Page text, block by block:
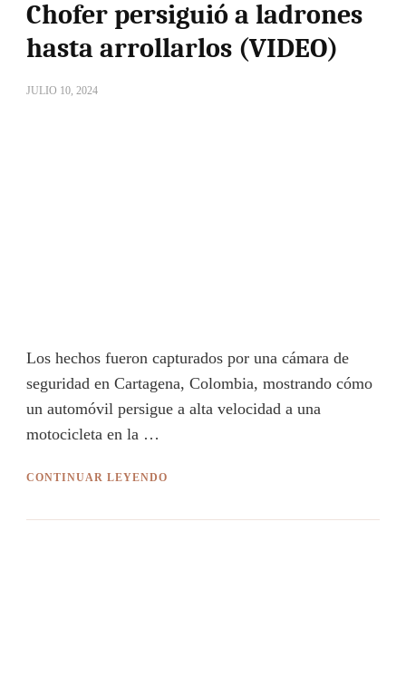
Chofer persiguió a ladrones
hasta arrollarlos (VIDEO)
JULIO 10, 2024
Los hechos fueron capturados por una cámara de
seguridad en Cartagena, Colombia, mostrando cómo
un automóvil persigue a alta velocidad a una
motocicleta en la …
CONTINUAR LEYENDO